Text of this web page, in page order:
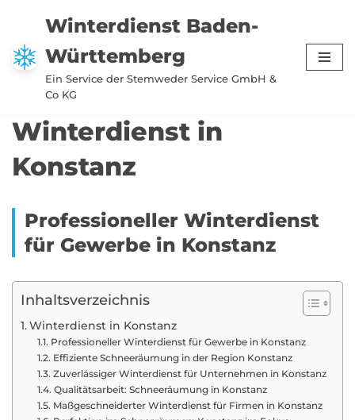
Zum
Inhalt
springen
Winterdienst Baden-
Württemberg
Ein Service der Stemweder Service GmbH &
Co KG
Winterdienst in
Konstanz
Professioneller Winterdienst
für Gewerbe in Konstanz
Inhaltsverzeichnis
Winterdienst in Konstanz
Professioneller Winterdienst für Gewerbe in Konstanz
Effiziente Schneeräumung in der Region Konstanz
Zuverlässiger Winterdienst für Unternehmen in Konstanz
Qualitätsarbeit: Schneeräumung in Konstanz
Maßgeschneiderter Winterdienst für Firmen in Konstanz